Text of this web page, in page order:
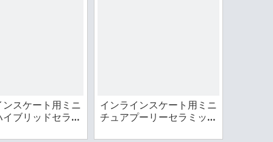
ンスケート用ミニ
ブリッドセラミ
インラインスケート用ミニ
チュアプーリーセラミック